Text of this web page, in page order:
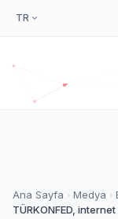
TR
Ana Sayfa Medya
TÜRKONFED,